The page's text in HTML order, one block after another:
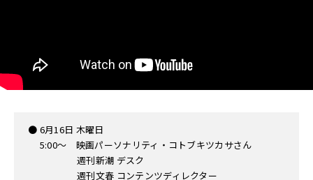
● 6月16日 木曜日
5:00〜 映画パーソナリティ・コトブキツカサさん
週刊新潮 デスク
週刊文春 コンテンツディレクター